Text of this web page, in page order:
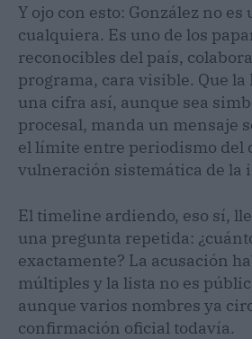
Y ojo con esto: González no
cualquiera. Es uno de los
reconocibles del país,
programa, cara visible. Que la
una cifra así, aunque sea
procesal, manda un mensaje
el límite entre periodismo del
vulneración sistemática de la
El timeline ardiendo, eso sí,
una pregunta repetida:
exactamente? La acusación
múltiples y la lista no es
aunque varios nombres ya
confirmación oficial todavía.